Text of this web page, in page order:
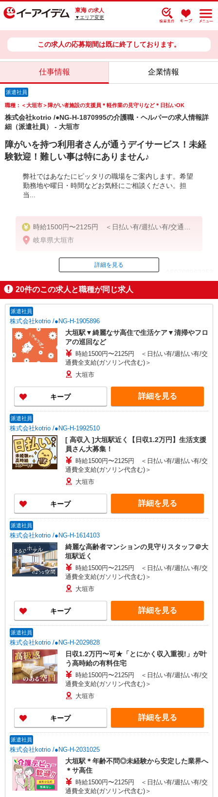
東海 の求人
▼エリア変更
この求人の応募期間は既に終了しております。
仕事情報 企業情報
派遣社員
職種：＜大垣市＞障がい者施設の支援員＊軽作業の見守りなど＊日払いOK
株式会社kotrio /●NG-H-1870995の介護職・ヘルパーの求人情報詳
細（派遣社員） - 大垣市
障がいを持つ利用者さんが通うデイサービス！未経
験歓迎！難しい事は特にありません♪
弊社ではあなたにピッタリの職場をご案内します。希望
勤務地や曜日・時間などお気軽にご相談ください。担
当...
時給1500円〜2125円 ＜日払い有/週払い有/交通費
全支給(ガソリン代含む)＞
岐阜県大垣市
ID：AE0708962253
掲載期間終了
詳細を見る
20件のこの求人と職種が同じ求人
派遣社員
株式会社kotrio /●NG-H-1905896
大垣駅▼綺麗なサ高住で生活ケア▼清掃やフロ
アの巡回など
時給1500円〜2125円 ＜日払い有/週払い有/交
通費全支給(ガソリン代含む)＞
大垣市
キープ 詳細を見る
派遣社員
株式会社kotrio /●NG-H-1992510
[ 高収入 ]大垣駅近く【日収1.2万円】生活支援
員さん大募集！
時給1500円〜2125円 ＜日払い有/週払い有/交
通費全支給(ガソリン代含む)＞
大垣市
キープ 詳細を見る
派遣社員
株式会社kotrio /●NG-H-1614103
綺麗な高齢者マンションの見守りスタッフ＠大
垣駅近く
時給1500円〜2125円 ＜日払い有/週払い有/交
通費全支給(ガソリン代含む)＞
大垣市
キープ 詳細を見る
派遣社員
株式会社kotrio /●NG-H-2029828
日収1.2万円〜可★「とにかく収入重視!」が叶
う高時給の有料住宅
時給1500円〜2125円 ＜日払い有/週払い有/交
通費全支給(ガソリン代含む)＞
大垣市
キープ 詳細を見る
派遣社員
株式会社kotrio /●NG-H-2031025
大垣駅＊年齢不問◎未経験から安定した業界へ
＊サ高住
時給1500円〜2125円 ＜日払い有/週払い有/交
通費全支給(ガソリン代含む)＞